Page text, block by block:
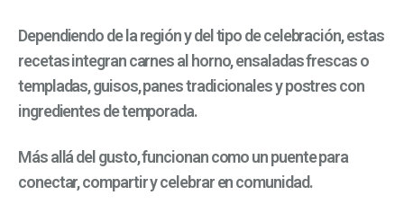
Dependiendo de la región y del tipo de celebración, estas
recetas integran carnes al horno, ensaladas frescas o
templadas, guisos, panes tradicionales y postres con
ingredientes de temporada.
Más allá del gusto, funcionan como un puente para
conectar, compartir y celebrar en comunidad.